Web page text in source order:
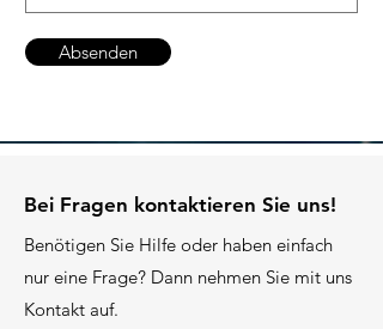
Absenden
Bei Fragen kontaktieren Sie uns!
​Benötigen Sie Hilfe oder haben einfach
nur eine Frage? Dann nehmen Sie mit uns
Kontakt auf.